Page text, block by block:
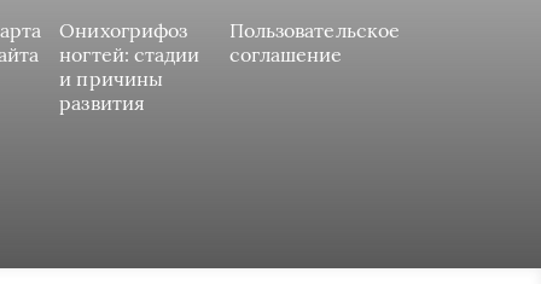
Онихогрифоз
ногтей: стадии
и причины
развития
Пользовательское
соглашение